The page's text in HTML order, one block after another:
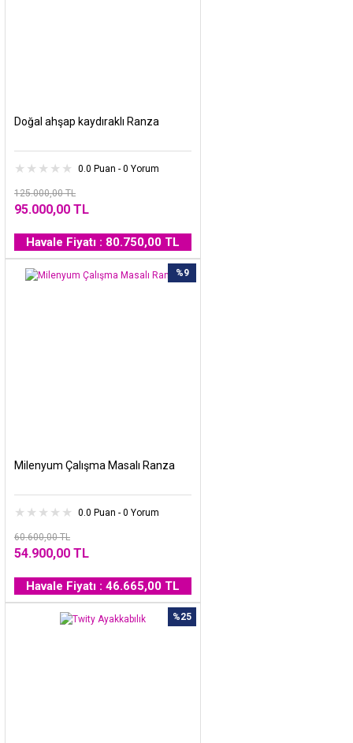
Doğal ahşap kaydıraklı Ranza
0.0 Puan - 0 Yorum
125.000,00 TL
95.000,00 TL
Havale Fiyatı : 80.750,00 TL
%9
Milenyum Çalışma Masalı Ranza
0.0 Puan - 0 Yorum
60.600,00 TL
54.900,00 TL
Havale Fiyatı : 46.665,00 TL
%25